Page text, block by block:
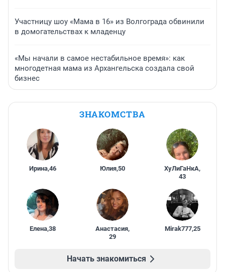
Участницу шоу «Мама в 16» из Волгограда обвинили
в домогательствах к младенцу
«Мы начали в самое нестабильное время»: как
многодетная мама из Архангельска создала свой
бизнес
ЗНАКОМСТВА
Ирина,46 Юлия,50 ХуЛиГаНкА,
43
Елена,38 Анастасия,
29
Mirak777,25
Начать знакомиться